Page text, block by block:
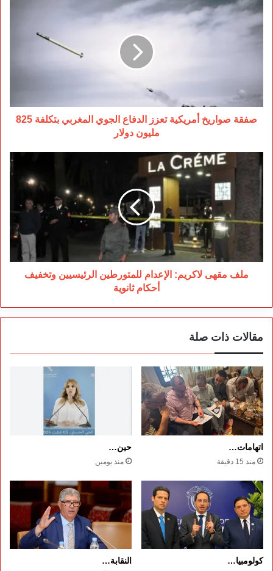
صواريخ
أمريكية
بتكلفة
825
مليون
صفقة صواريخ أمريكية تعزز الدفاع الجوي المغربي بتكلفة 825
مليون دولار
ملف
مقهى
لاكريم:
الإعدام
للمتورطين
الرئيسيين
وتخفيف
أحكام
ثانوية
ملف مقهى لاكريم: الإعدام للمتورطين الرئيسيين وتخفيف
أحكام ثانوية
مقالات ذات صلة
اتهامات…
منذ 15 دقيقة
حين…
منذ يومين
كولومبيا… النقابة…